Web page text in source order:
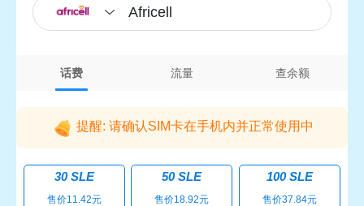
Africell
话费 流量 查余额
提醒: 请确认SIM卡在手机内并正常使用中
30 SLE
售价11.42元
50 SLE
售价18.92元
100 SLE
售价37.84元